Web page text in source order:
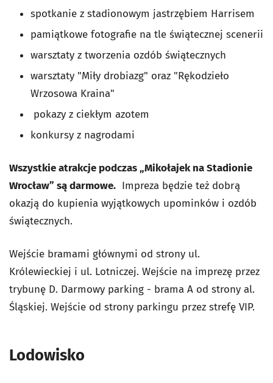
spotkanie z stadionowym jastrzębiem Harrisem
pamiątkowe fotografie na tle świątecznej scenerii
warsztaty z tworzenia ozdób świątecznych
warsztaty "Miły drobiazg" oraz "Rękodzieło
Wrzosowa Kraina"
pokazy z ciekłym azotem
konkursy z nagrodami
Wszystkie atrakcje podczas „Mikołajek na Stadionie
Wrocław” są darmowe. Impreza będzie też dobrą
okazją do kupienia wyjątkowych upominków i ozdób
świątecznych.
Wejście bramami głównymi od strony ul.
Królewieckiej i ul. Lotniczej. Wejście na imprezę przez
trybunę D. Darmowy parking - brama A od strony al.
Śląskiej. Wejście od strony parkingu przez strefę VIP.
Lodowisko